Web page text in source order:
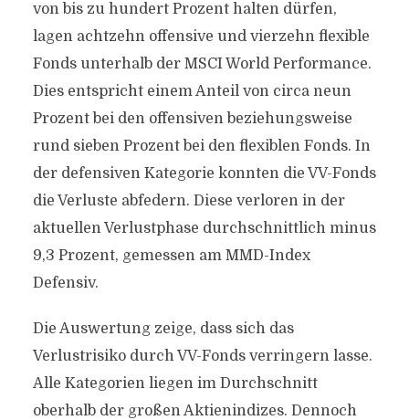
von bis zu hundert Prozent halten dürfen,
lagen achtzehn offensive und vierzehn flexible
Fonds unterhalb der MSCI World Performance.
Dies entspricht einem Anteil von circa neun
Prozent bei den offensiven beziehungsweise
rund sieben Prozent bei den flexiblen Fonds. In
der defensiven Kategorie konnten die VV-Fonds
die Verluste abfedern. Diese verloren in der
aktuellen Verlustphase durchschnittlich minus
9,3 Prozent, gemessen am MMD-Index
Defensiv.
Die Auswertung zeige, dass sich das
Verlustrisiko durch VV-Fonds verringern lasse.
Alle Kategorien liegen im Durchschnitt
oberhalb der großen Aktienindizes. Dennoch